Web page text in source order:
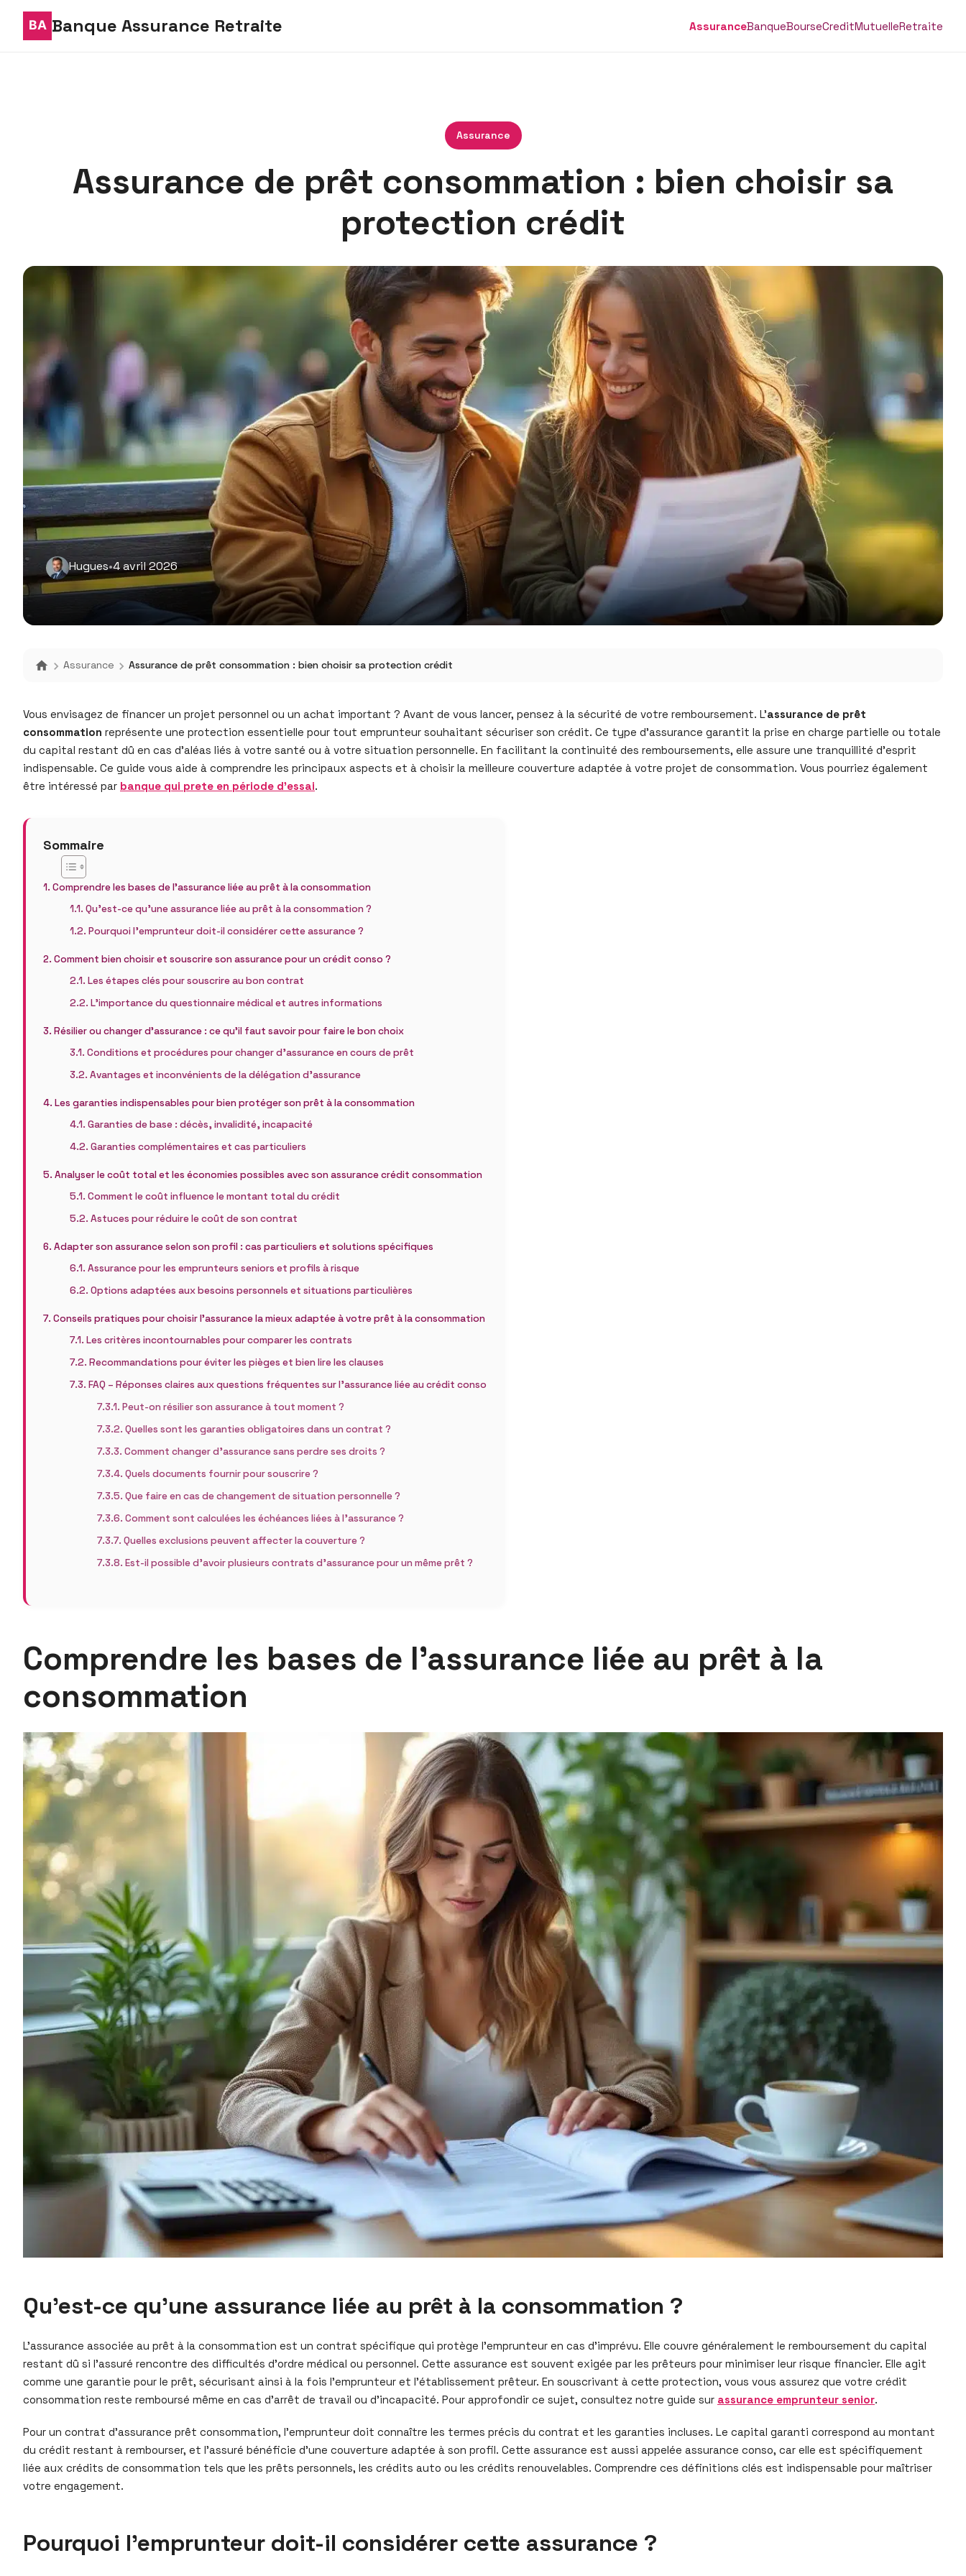
Banque Assurance Retraite AssuranceBanqueBourseCreditMutuelleRetraite
Assurance
Assurance de prêt consommation : bien choisir sa
protection crédit
Hugues•4 avril 2026
Assurance Assurance de prêt consommation : bien choisir sa protection crédit
Vous envisagez de financer un projet personnel ou un achat important ? Avant de vous lancer, pensez à la sécurité de votre remboursement. L’assurance de prêt
consommation représente une protection essentielle pour tout emprunteur souhaitant sécuriser son crédit. Ce type d’assurance garantit la prise en charge partielle ou totale
du capital restant dû en cas d’aléas liés à votre santé ou à votre situation personnelle. En facilitant la continuité des remboursements, elle assure une tranquillité d’esprit
indispensable. Ce guide vous aide à comprendre les principaux aspects et à choisir la meilleure couverture adaptée à votre projet de consommation. Vous pourriez également
être intéressé par banque qui prete en période d’essai.
Sommaire
Comprendre les bases de l’assurance liée au prêt à la consommation
Qu’est-ce qu’une assurance liée au prêt à la consommation ?
Pourquoi l’emprunteur doit-il considérer cette assurance ?
Comment bien choisir et souscrire son assurance pour un crédit conso ?
Les étapes clés pour souscrire au bon contrat
L’importance du questionnaire médical et autres informations
Résilier ou changer d’assurance : ce qu’il faut savoir pour faire le bon choix
Conditions et procédures pour changer d’assurance en cours de prêt
Avantages et inconvénients de la délégation d’assurance
Les garanties indispensables pour bien protéger son prêt à la consommation
Garanties de base : décès, invalidité, incapacité
Garanties complémentaires et cas particuliers
Analyser le coût total et les économies possibles avec son assurance crédit consommation
Comment le coût influence le montant total du crédit
Astuces pour réduire le coût de son contrat
Adapter son assurance selon son profil : cas particuliers et solutions spécifiques
Assurance pour les emprunteurs seniors et profils à risque
Options adaptées aux besoins personnels et situations particulières
Conseils pratiques pour choisir l’assurance la mieux adaptée à votre prêt à la consommation
Les critères incontournables pour comparer les contrats
Recommandations pour éviter les pièges et bien lire les clauses
FAQ – Réponses claires aux questions fréquentes sur l’assurance liée au crédit conso
Peut-on résilier son assurance à tout moment ?
Quelles sont les garanties obligatoires dans un contrat ?
Comment changer d’assurance sans perdre ses droits ?
Quels documents fournir pour souscrire ?
Que faire en cas de changement de situation personnelle ?
Comment sont calculées les échéances liées à l’assurance ?
Quelles exclusions peuvent affecter la couverture ?
Est-il possible d’avoir plusieurs contrats d’assurance pour un même prêt ?
Comprendre les bases de l’assurance liée au prêt à la
consommation
Qu’est-ce qu’une assurance liée au prêt à la consommation ?
L’assurance associée au prêt à la consommation est un contrat spécifique qui protège l’emprunteur en cas d’imprévu. Elle couvre généralement le remboursement du capital
restant dû si l’assuré rencontre des difficultés d’ordre médical ou personnel. Cette assurance est souvent exigée par les prêteurs pour minimiser leur risque financier. Elle agit
comme une garantie pour le prêt, sécurisant ainsi à la fois l’emprunteur et l’établissement prêteur. En souscrivant à cette protection, vous vous assurez que votre crédit
consommation reste remboursé même en cas d’arrêt de travail ou d’incapacité. Pour approfondir ce sujet, consultez notre guide sur assurance emprunteur senior.
Pour un contrat d’assurance prêt consommation, l’emprunteur doit connaître les termes précis du contrat et les garanties incluses. Le capital garanti correspond au montant
du crédit restant à rembourser, et l’assuré bénéficie d’une couverture adaptée à son profil. Cette assurance est aussi appelée assurance conso, car elle est spécifiquement
liée aux crédits de consommation tels que les prêts personnels, les crédits auto ou les crédits renouvelables. Comprendre ces définitions clés est indispensable pour maîtriser
votre engagement.
Pourquoi l’emprunteur doit-il considérer cette assurance ?